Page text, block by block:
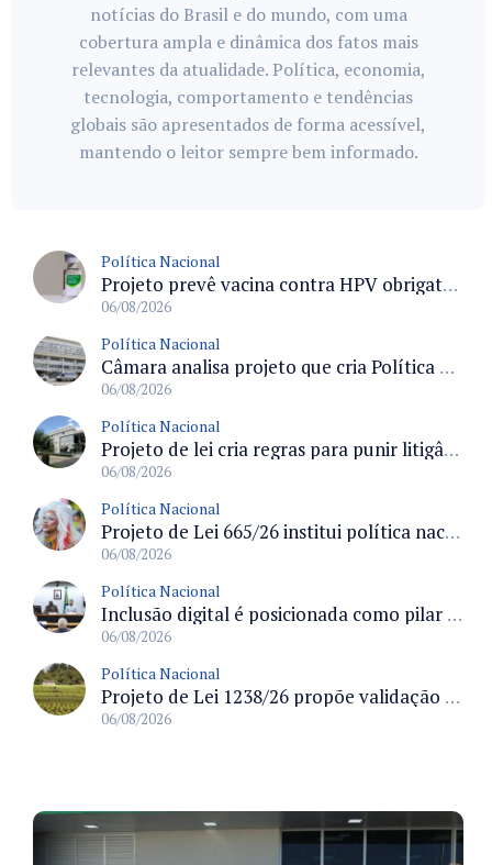
notícias do Brasil e do mundo, com uma
cobertura ampla e dinâmica dos fatos mais
relevantes da atualidade. Política, economia,
tecnologia, comportamento e tendências
globais são apresentados de forma acessível,
mantendo o leitor sempre bem informado.
Política Nacional
Projeto prevê vacina contra HPV obrigatória e testes moleculares para rastreamento do câncer do colo do útero
06/08/2026
Política Nacional
Câmara analisa projeto que cria Política Nacional de Qualificação e Valorização da Preceptoria na Residência Médica
06/08/2026
Política Nacional
Projeto de lei cria regras para punir litigância abusiva reversa e integrar sistemas do Judiciário
06/08/2026
Política Nacional
Projeto de Lei 665/26 institui política nacional para prevenção ao transfeminicídio e prevê medidas de proteção e reparação
06/08/2026
Política Nacional
Inclusão digital é posicionada como pilar essencial da reurbanização de favelas e periferias
06/08/2026
Política Nacional
Projeto de Lei 1238/26 propõe validação automática do Cadastro Ambiental Rural para imóveis de até quatro módulos fiscais
06/08/2026